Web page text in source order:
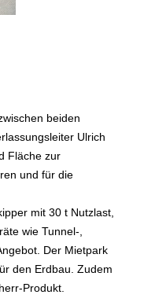
beiden
Ulrich
Fläche zur
und für die
mit 30 t Nutzlast,
wie Tunnel-,
Der Mietpark
den Erdbau. Zudem
Produkt.